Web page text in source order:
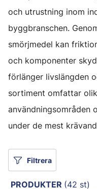
och utrustning inom
byggbranschen.
smörjmedel kan
och komponenter
förlänger livslängden
sortiment omfattar
användningsområden
under de mest
Filtrera
PRODUKTER (42 st)